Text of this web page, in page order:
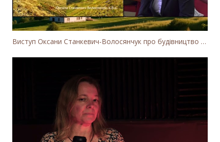
Виступ Оксани Станкевич-Волосянчук про будівництво вітропарків у Закарпатській області